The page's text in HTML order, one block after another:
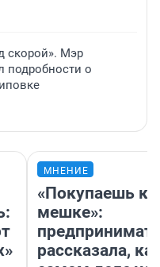
скорой». Мэр
подробности о
МНЕНИЕ
«Покупаешь
мешке»:
рассказала,